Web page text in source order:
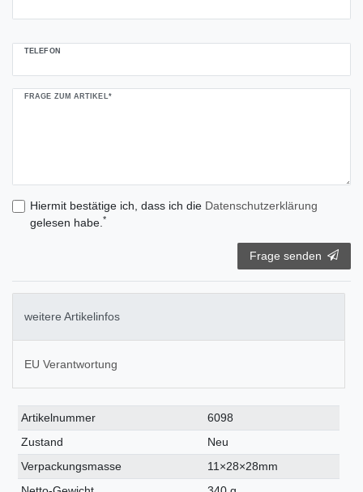
TELEFON
FRAGE ZUM ARTIKEL*
Hiermit bestätige ich, dass ich die Daten­schutz­erklärung
gelesen habe. *
Frage senden
weitere Artikelinfos
EU Verantwortung
Technisches
Merkmal
Wert
Artikelnummer
6098
Zustand
Neu
Verpackungsmasse
11×28×28mm